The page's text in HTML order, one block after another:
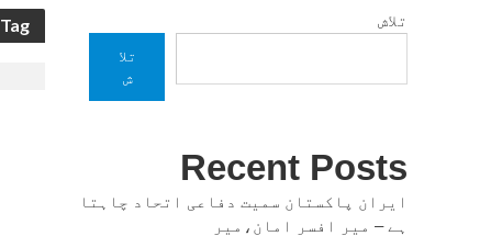
Tag - زرعی ملک تلاش
تلا
ش
Recent Posts
ایران پاکستان سمیت دفاعی اتحاد چاہتا
ہے – میر افسر امان،میر